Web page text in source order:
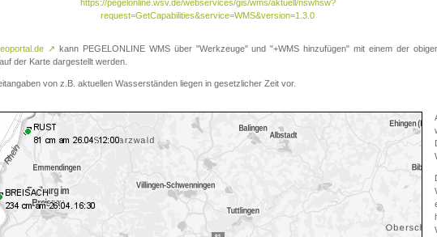
https://pegelonline.wsv.de/webservices/gis/wms/aktuell/nswhsw?
request=GetCapabilities&service=WMS&version=1.3.0
↗ kann PEGELONLINE WMS über "Werkzeuge" und "+WMS hinzufügen" mit einem der
der Karte dargestellt werden.
von z.B. aktuellen Wasserständen liegen in gesetzlicher Zeit vor.